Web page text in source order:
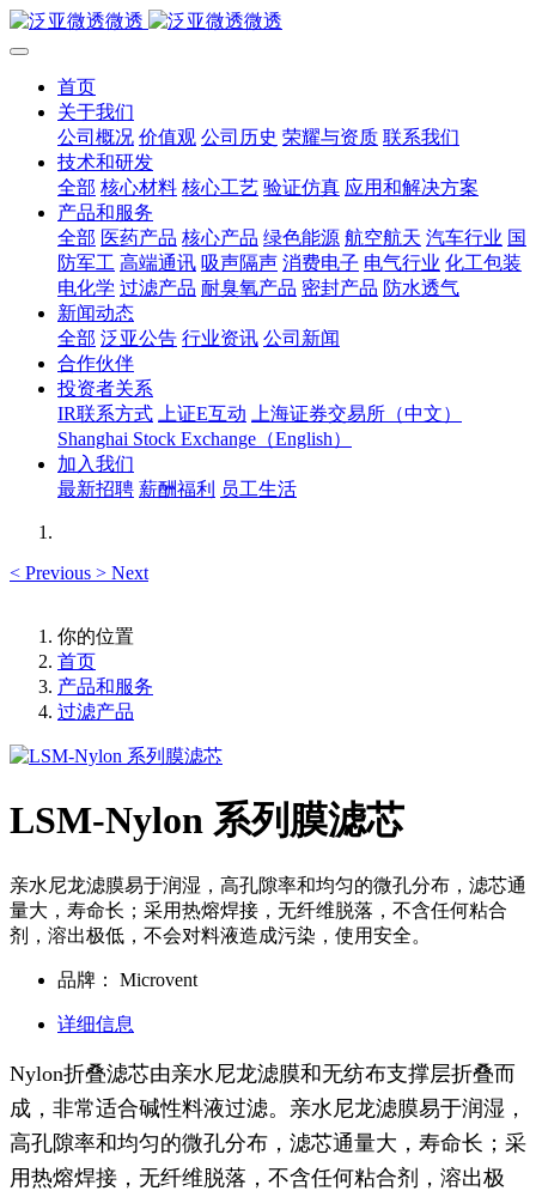
首页
关于我们
公司概况 价值观 公司历史 荣耀与资质 联系我们
技术和研发
全部 核心材料 核心工艺 验证仿真 应用和解决方案
产品和服务
全部 医药产品 核心产品 绿色能源 航空航天 汽车行业 国
防军工 高端通讯 吸声隔声 消费电子 电气行业 化工包装
电化学 过滤产品 耐臭氧产品 密封产品 防水透气
新闻动态
全部 泛亚公告 行业资讯 公司新闻
合作伙伴
投资者关系
IR联系方式
上证E互动
上海证券交易所（中文）
Shanghai Stock Exchange（English）
加入我们
最新招聘 薪酬福利 员工生活
< Previous > Next
你的位置
首页
产品和服务
过滤产品
LSM-Nylon 系列膜滤芯
亲水尼龙滤膜易于润湿，高孔隙率和均匀的微孔分布，滤芯通
量大，寿命长；采用热熔焊接，无纤维脱落，不含任何粘合
剂，溶出极低，不会对料液造成污染，使用安全。
品牌： Microvent
详细信息
Nylon折叠滤芯由亲水尼龙滤膜和无纺布支撑层折叠而
成，非常适合碱性料液过滤。亲水尼龙滤膜易于润湿，
高孔隙率和均匀的微孔分布，滤芯通量大，寿命长；采
用热熔焊接，无纤维脱落，不含任何粘合剂，溶出极